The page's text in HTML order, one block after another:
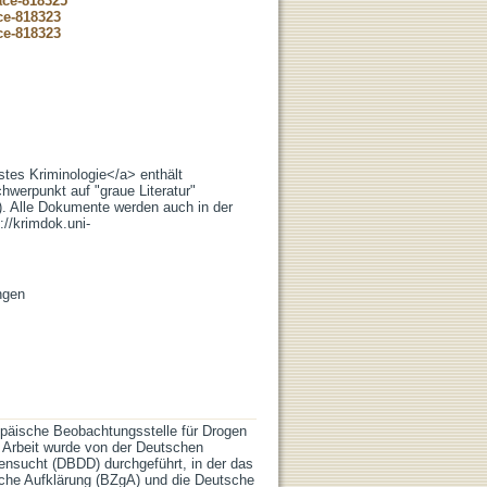
818323
818323
Kriminologie</a> enthält
auf "graue Literatur"
Dokumente werden auch in der
krimdok.uni-
Beobachtungsstelle für Drogen
wurde von der Deutschen
(DBDD) durchgeführt, in der das
Aufklärung (BZgA) und die Deutsche